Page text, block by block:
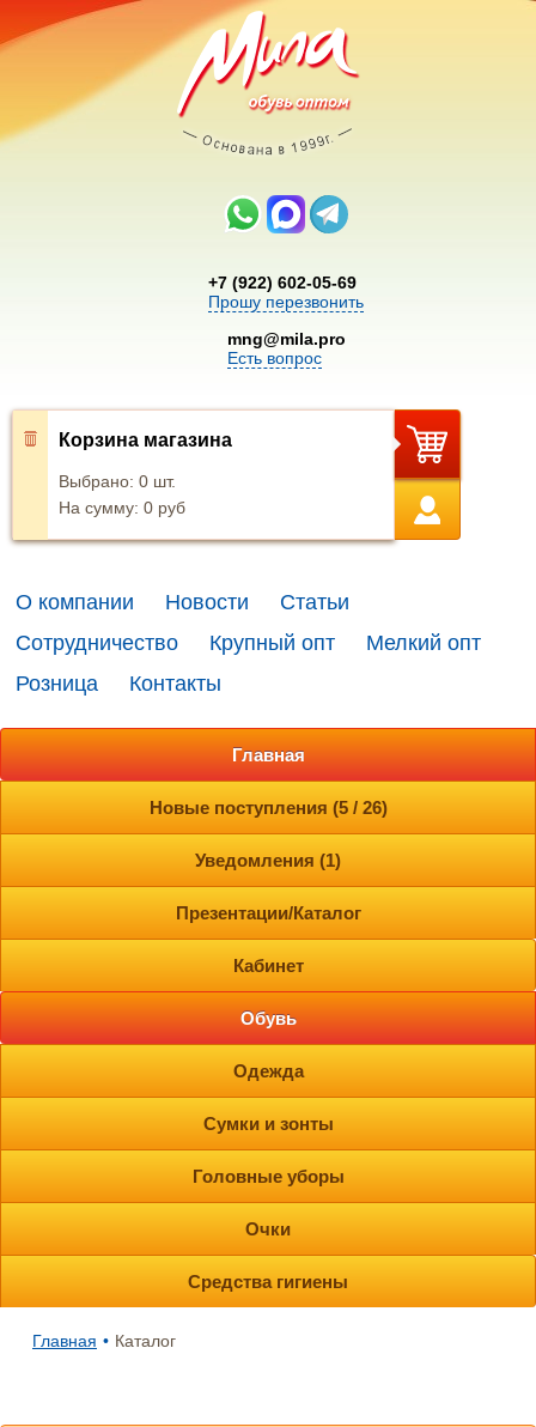
+7 (922) 602-05-69
Прошу перезвонить
mng@mila.pro
Есть вопрос
Корзина магазина
Выбрано: 0 шт.
На сумму: 0 руб
О компании Новости
Статьи
Сотрудничество
Крупный опт
Мелкий опт
Розница
Контакты
Главная
Новые поступления (5 / 26)
Уведомления (1)
Презентации/Каталог
Кабинет
Обувь
Одежда
Сумки и зонты
Головные уборы
Очки
Средства гигиены
Главная • Каталог